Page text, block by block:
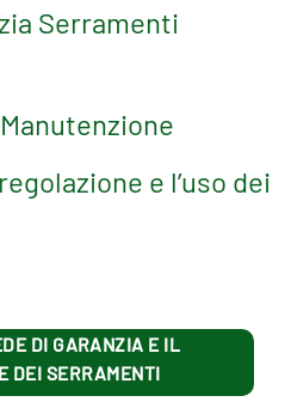
Serramenti
e l’uso dei
DI GARANZIA E IL
DEI SERRAMENTI